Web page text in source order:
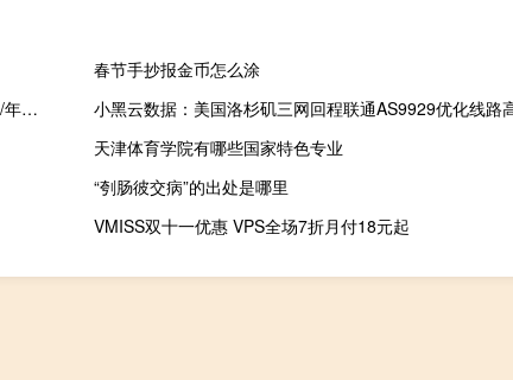
春节手抄报金币怎么涂
Jtti：高防IP限时5折优惠-新加坡/香港/美国CN2云服务器特价$30.3/年起，低至$2.5/月
天津体育学院有哪些国家特色专业
“刳肠彼交病”的出处是哪里
VMISS双十一优惠 VPS全场7折月付18元起